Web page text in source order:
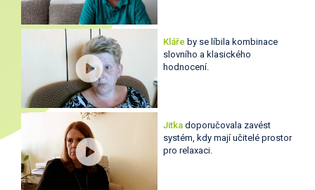
Kláře by se líbila kombinace
slovního a klasického
hodnocení.
Jitka doporučovala zavést
systém, kdy mají učitelé prostor
pro relaxaci.